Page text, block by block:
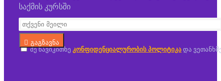
საქმის კურსში
გაგზავნა
მე წავიკითხე კონფიდენციალურობის პოლიტიკა და